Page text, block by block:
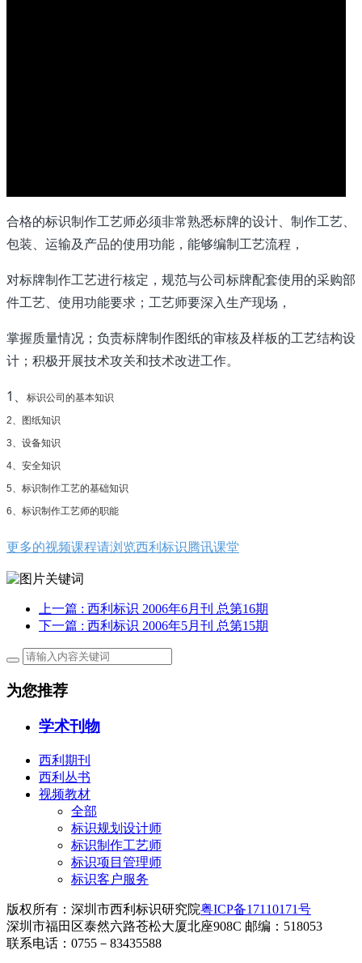
合格的标识制作工艺师必须非常熟悉标牌的设计、制作工艺、
包装、运输及产品的使用功能，能够编制工艺流程，
对标牌制作工艺进行核定，规范与公司标牌配套使用的采购部
件工艺、使用功能要求；工艺师要深入生产现场，
掌握质量情况；负责标牌制作图纸的审核及样板的工艺结构设
计；积极开展技术攻关和技术改进工作。
1、
标识公司的基本知识
2、图纸知识
3、设备知识
4、安全知识
5、标识制作工艺的基础知识
6、标识制作工艺师的职能
更多的视频课程请浏览西利标识腾讯课堂
上一篇 : 西利标识 2006年6月刊 总第16期
下一篇 : 西利标识 2006年5月刊 总第15期
为您推荐
学术刊物
西利期刊
西利丛书
视频教材
全部
标识规划设计师
标识制作工艺师
标识项目管理师
标识客户服务
版权所有：深圳市西利标识研究院粤ICP备17110171号
深圳市福田区泰然六路苍松大厦北座908C 邮编：518053
联系电话：0755－83435588